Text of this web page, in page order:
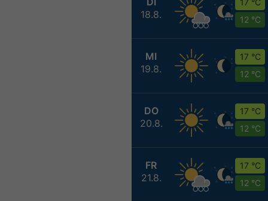
18.8.
12 °C
MI
19.8.
17 °C
12 °C
DO
20.8.
17 °C
12 °C
FR
21.8.
17 °C
12 °C